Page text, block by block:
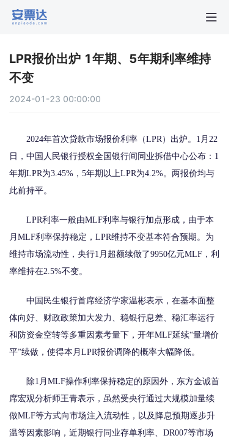
LPR报价出炉 1年期、5年期利率维持
不变
2024-01-23 00:00:00
2024年首次贷款市场报价利率（LPR）出炉。1月22
日，中国人民银行授权全国银行间同业拆借中心公布：1
年期LPR为3.45%，5年期以上LPR为4.2%。两报价均与
此前持平。
LPR利率一般由MLF利率与银行加点形成，由于本
月MLF利率保持稳定，LPR维持不变基本符合预期。为
维持市场流动性，央行1月超额续做了9950亿元MLF，利
率维持在2.5%不变。
中国民生银行首席经济学家温彬表示，在基本面整
体向好、财政政策加大发力、稳银行息差、稳汇率运行
和防资金空转等多重因素考量下，开年MLF延续“量增价
平”续做，使得本月LPR报价调降的概率大幅降低。
除1月MLF操作利率保持稳定的原因外，东方金诚首
席宏观分析师王青表示，虽然受央行通过大规模加量续
做MLF等方式向市场注入流动性，以及降息预期逐步升
温等因素影响，近期银行同业存单利率、DR007等市场